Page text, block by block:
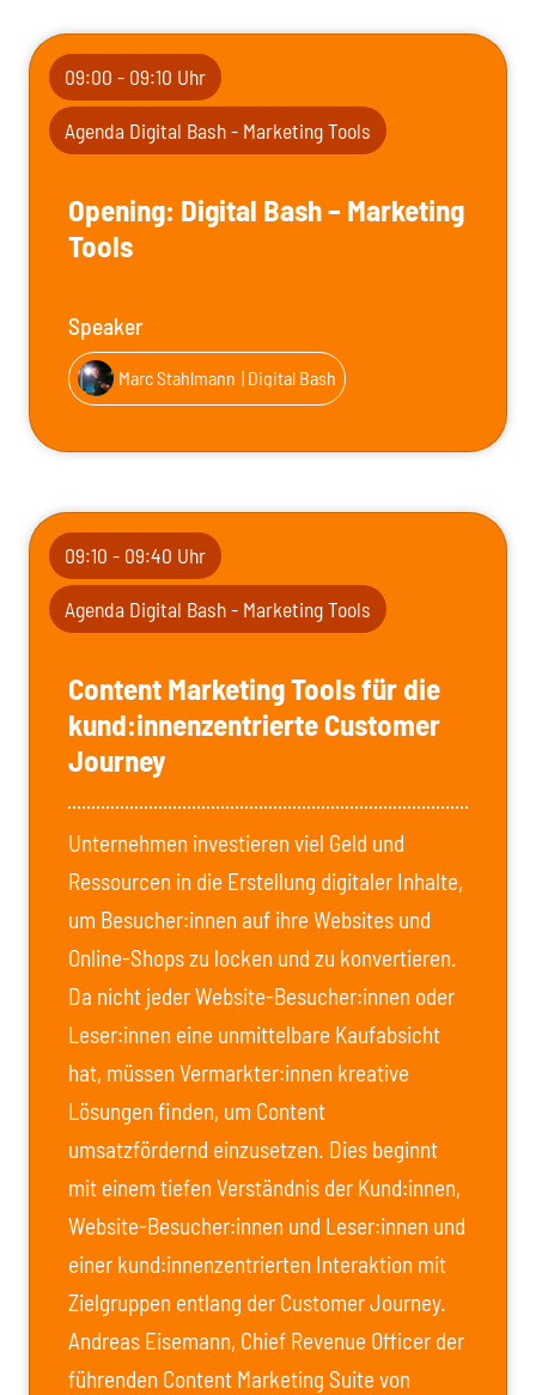
09:00 - 09:10 Uhr
Agenda Digital Bash - Marketing Tools
Opening: Digital Bash – Marketing
Tools
Speaker
Marc Stahlmann | Digital Bash
09:10 - 09:40 Uhr
Agenda Digital Bash - Marketing Tools
Content Marketing Tools für die
kund:innenzentrierte Customer
Journey
Unternehmen investieren viel Geld und
Ressourcen in die Erstellung digitaler Inhalte,
um Besucher:innen auf ihre Websites und
Online-Shops zu locken und zu konvertieren.
Da nicht jeder Website-Besucher:innen oder
Leser:innen eine unmittelbare Kaufabsicht
hat, müssen Vermarkter:innen kreative
Lösungen finden, um Content
umsatzfördernd einzusetzen. Dies beginnt
mit einem tiefen Verständnis der Kund:innen,
Website-Besucher:innen und Leser:innen und
einer kund:innenzentrierten Interaktion mit
Zielgruppen entlang der Customer Journey.
Andreas Eisemann, Chief Revenue Officer der
führenden Content Marketing Suite von